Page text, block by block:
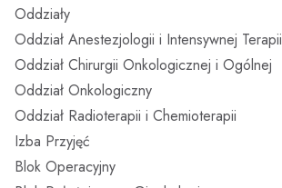
Oddziały
Oddział Anestezjologii i Intensywnej Terapii
Oddział Chirurgii Onkologicznej i Ogólnej
Oddział Onkologiczny
Oddział Radioterapii i Chemioterapii
Izba Przyjęć
Blok Operacyjny